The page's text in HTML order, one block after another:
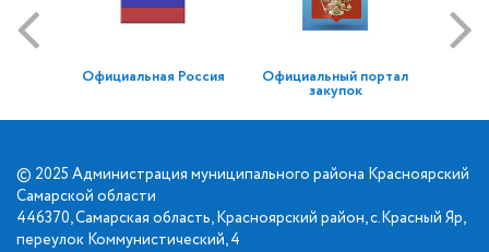
Официальная Россия Официальный портал
закупок
© 2025 Администрация муниципального района Красноярский
Самарской области
446370, Самарская область, Красноярский район, с.Красный Яр,
переулок Коммунистический, 4